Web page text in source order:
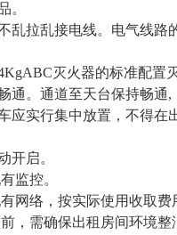
。
乱拉乱接电线。电气线
灭火器的标准配置
通。通道至天台保持畅通,
应实行集中放置，不得
开启。
监控。
网络，按实际使用收取费
，需确保出租房间环境